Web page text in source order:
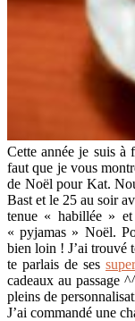
Cette année je suis à
faut que je vous
de Noël pour Kat.
Bast et le 25 au soir
tenue « habillée »
« pyjamas » Noël.
bien loin ! J’ai trouvé
te parlais de ses
cadeaux au passage
pleins de
J’ai commandé une